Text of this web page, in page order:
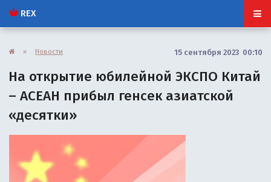
REX
» Новости 15 сентября 2023 00:10
На открытие юбилейной ЭКСПО Китай
– АСЕАН прибыл генсек азиатской
«десятки»